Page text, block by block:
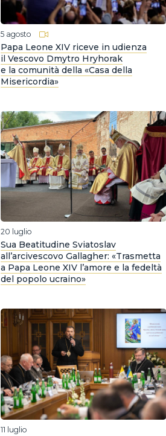
5 agosto
Papa Leone XIV riceve in udienza
il Vescovo Dmytro Hryhorak
e la comunità della «Casa della
Misericordia»
20 luglio
Sua Beatitudine Sviatoslav
all’arcivescovo Gallagher: «Trasmetta
a Papa Leone XIV l’amore e la fedeltà
del popolo ucraino»
11 luglio